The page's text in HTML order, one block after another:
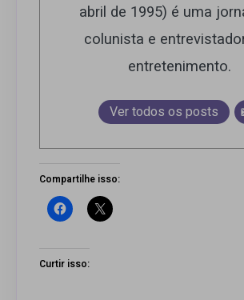
abril de 1995) é uma
colunista e
entretenimento.
Ver todos os posts
Compartilhe isso:
Curtir isso: